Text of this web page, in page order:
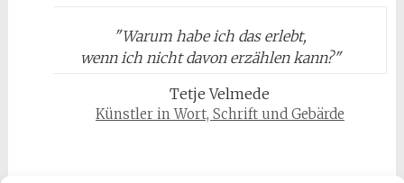
"Warum habe ich das erlebt,
wenn ich nicht davon erzählen kann?"
Tetje Velmede
Künstler in Wort, Schrift und Gebärde